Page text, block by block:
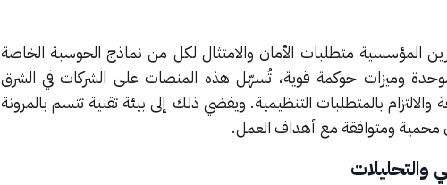
المؤسسية متطلبات الأمان والامتثال لكل من نماذج الحوسبة الخاصة
وميزات حوكمة قوية، تُسهّل هذه المنصات على الشركات في الشرق
بالمتطلبات التنظيمية. ويفضي ذلك إلى بيئة تقنية تتسم بالمرونة
محمية ومتوافقة مع أهداف العمل.
والتحليلات